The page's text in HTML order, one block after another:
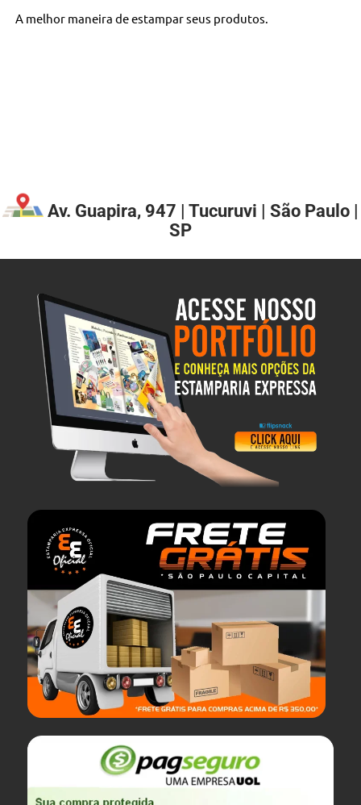
A melhor maneira de estampar seus produtos.
Av. Guapira, 947 | Tucuruvi | São Paulo |
SP